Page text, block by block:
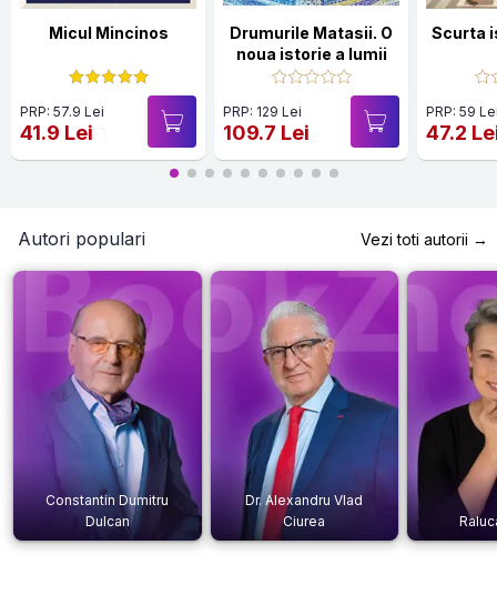
Micul Mincinos
PRP: 57.9 Lei
41.9 Lei
Drumurile Matasii. O
noua istorie a lumii
PRP: 129 Lei
109.7 Lei
Scurta
PRP: 59
47.2
Autori populari Vezi toti autorii →
Constantin Dumitru
Dulcan
Dr. Alexandru Vlad
Ciurea